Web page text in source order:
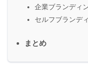
企業ブランディ
セルフブランデ
まとめ